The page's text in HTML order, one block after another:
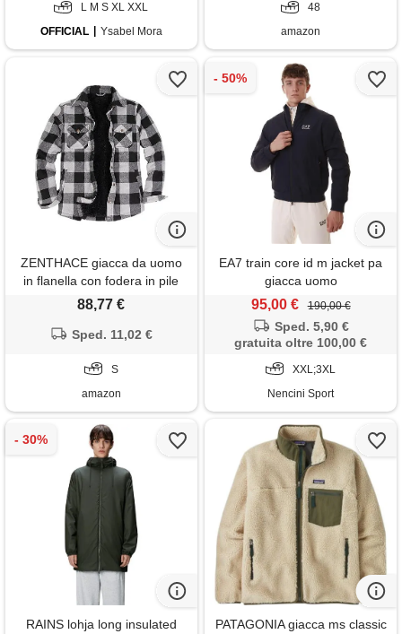
L M S XL XXL
OFFICIAL
Ysabel Mora
48
amazon
ZENTHACE giacca da uomo
in flanella con fodera in pile
sherpa, giacca in flanella
con bottone a pressione, s
88,77 €
Sped. 11,02 €
S
amazon
EA7 train core id m jacket pa
giacca uomo
95,00 € 190,00 €
Sped. 5,90 €
gratuita oltre 100,00 €
XXL;3XL
Nencini Sport
RAINS lohja long insulated
PATAGONIA giacca ms classic